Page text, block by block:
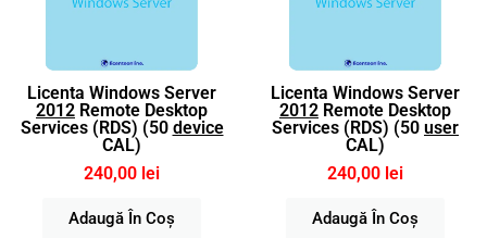
Licenta Windows Server
2012 Remote Desktop
Services (RDS) (50 device
CAL)
240,00 lei
Adaugă În Coș
Licenta Windows Server
2012 Remote Desktop
Services (RDS) (50 user
CAL)
240,00 lei
Adaugă În Coș